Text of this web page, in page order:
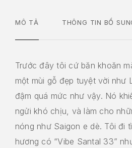
MÔ TẢ THÔNG TIN BỔ
Trước đây tôi cứ băn khoăn
một mùi gỗ đẹp tuyệt vời như
đậm quá mức như vậy. Nó
ngửi khó chịu, và làm cho
nóng như Saigon e dè. Tôi đi
hương có “Vibe Santal 33”